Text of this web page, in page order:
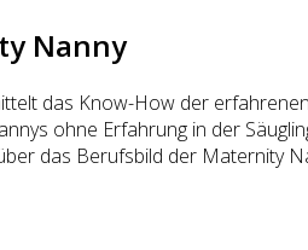
Nanny
das Know-How der
ohne Erfahrung in der
das Berufsbild der Maternity